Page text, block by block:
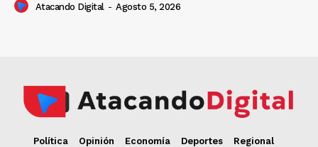
Atacando Digital - Agosto 5, 2026
Política Opinión Economía Deportes
Regional